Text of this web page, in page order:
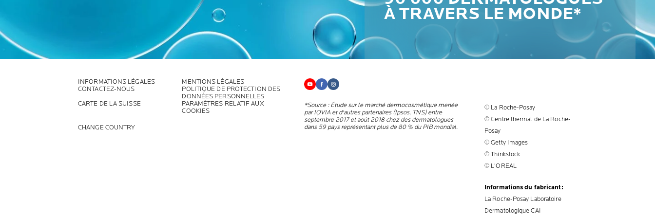
À TRAVERS LE MONDE*
INFORMATIONS LÉGALES
MENTIONS LÉGALES
CONTACTEZ-NOUS
POLITIQUE DE PROTECTION DES
DONNÉES PERSONNELLES
CARTE DE LA SUISSE
PARAMÈTRES RELATIF AUX
COOKIES
CHANGE COUNTRY
*Source : Étude sur le marché dermocosmétique menée
par IQVIA et d'autres partenaires (Ipsos, TNS) entre
septembre 2017 et août 2018 chez des dermatologues
dans 59 pays représentant plus de 80 % du PIB mondial.
© La Roche-Posay
© Centre thermal de La Roche-
Posay
© Getty Images
© Thinkstock
© L'OREAL
Informations du fabricant:
La Roche-Posay Laboratoire
Dermatologique CAI